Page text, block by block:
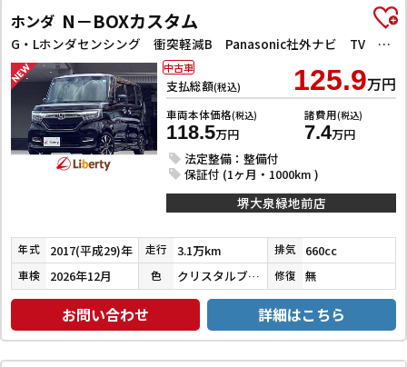
ホンダ N－BOXカスタム
G・Lホンダセンシング 衝突軽減B Panasonic社外ナビ TV Bカメラ ビルドインETC アダプティブクルーズコントロール 左パワースライドドア LEDヘッドライト フォグライト スマートキー プッシュスタート
支払総額(税込) 125.9万円
車両本体価格(税込)
118.5万円
諸費用(税込)
7.4万円
法定整備：整備付
保証付 (1ヶ月・1000km )
中古車
堺大泉緑地前店
年式 2017(平成29)年 走行 3.1万km 排気 660cc
車検 2026年12月 色 クリスタルブラックパール 修復 無
お問い合わせ 詳細はこちら